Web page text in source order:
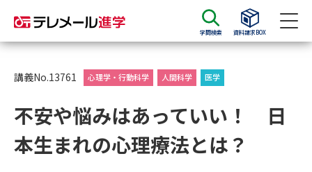
学問検索 資料請求BOX
資料請求 資料検索
大学・短大の資料種類から請求
講義No.13761 心理学・行動科学 人間科学 医学
不安や悩みはあっていい！ 日
本生まれの心理療法とは？